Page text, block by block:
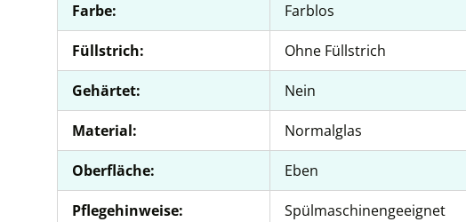
Farbe: Farblos
Füllstrich: Ohne Füllstrich
Gehärtet: Nein
Material: Normalglas
Oberfläche: Eben
Pflegehinweise: Spülmaschinengeeignet